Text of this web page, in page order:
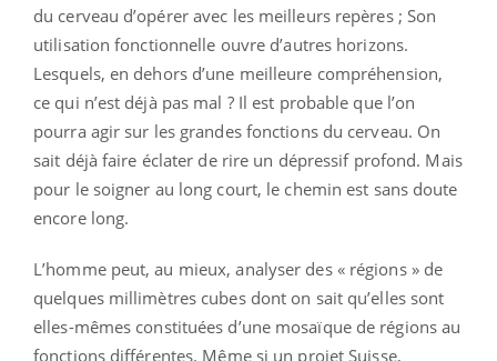
du cerveau d’opérer avec les meilleurs repères ; Son
utilisation fonctionnelle ouvre d’autres horizons.
Lesquels, en dehors d’une meilleure compréhension,
ce qui n’est déjà pas mal ? Il est probable que l’on
pourra agir sur les grandes fonctions du cerveau. On
sait déjà faire éclater de rire un dépressif profond. Mais
pour le soigner au long court, le chemin est sans doute
encore long.
L’homme peut, au mieux, analyser des « régions » de
quelques millimètres cubes dont on sait qu’elles sont
elles-mêmes constituées d’une mosaïque de régions au
fonctions différentes. Même si un projet Suisse,